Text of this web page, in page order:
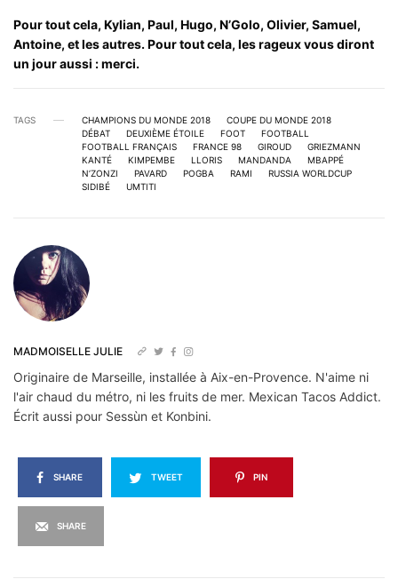
Pour tout cela, Kylian, Paul, Hugo, N’Golo, Olivier, Samuel,
Antoine, et les autres. Pour tout cela, les rageux vous diront
un jour aussi : merci.
TAGS CHAMPIONS DU MONDE 2018
COUPE DU MONDE 2018
DÉBAT
DEUXIÈME ÉTOILE FOOT
FOOTBALL
FOOTBALL FRANÇAIS
FRANCE 98 GIROUD
GRIEZMANN
KANTÉ
KIMPEMBE LLORIS MANDANDA
MBAPPÉ
N’ZONZI
PAVARD POGBA RAMI
RUSSIA WORLDCUP
SIDIBÉ
UMTITI
MADMOISELLE JULIE
Originaire de Marseille, installée à Aix-en-Provence. N'aime ni
l'air chaud du métro, ni les fruits de mer. Mexican Tacos Addict.
Écrit aussi pour Sessùn et Konbini.
SHARE TWEET PIN
SHARE